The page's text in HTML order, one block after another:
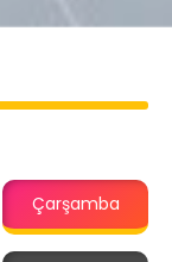
Çarşamba